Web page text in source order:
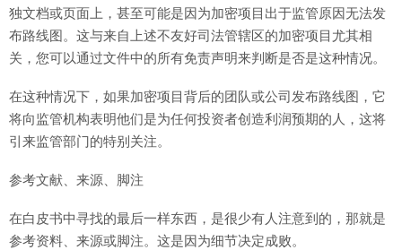
独文档或页面上，甚至可能是因为加密项目出于监管原因无法发
布路线图。这与来自上述不友好司法管辖区的加密项目尤其相
关，您可以通过文件中的所有免责声明来判断是否是这种情况。
在这种情况下，如果加密项目背后的团队或公司发布路线图，它
将向监管机构表明他们是为任何投资者创造利润预期的人，这将
引来监管部门的特别关注。
参考文献、来源、脚注
在白皮书中寻找的最后一样东西，是很少有人注意到的，那就是
参考资料、来源或脚注。这是因为细节决定成败。